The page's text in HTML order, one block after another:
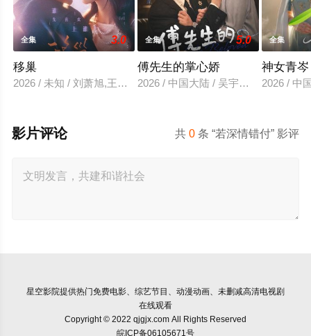
全集 3.0
移巢
2026 / 未知 / 刘萧旭,王格格
全集 5.0
傅先生的掌心娇
2026 / 中国大陆 / 吴宇航＆郑千亦
全集
神女青岑
2026 / 中
共0 条 “若深情错付” 影评
影片评论
星空影院提供热门免费电影、综艺节目、动漫动画、未删减高清电视剧
在线观看
Copyright © 2022 qjgjx.com All Rights Reserved
皖ICP备06105671号